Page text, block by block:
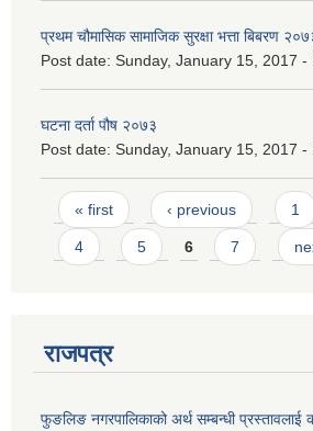
प्रथम चौमासिक सामाजिक सुरक्षा भत्ता बिबरण
Post date: Sunday, January 15, 2017 -
घटना दर्ता पौष २०७३
Post date: Sunday, January 15, 2017 -
Pages
« first ‹ previous 1
4 5 6 7
राजपत्र
फुङलिङ नगरपालिकाको अर्थ सम्बन्धी प्रस्तावलाई